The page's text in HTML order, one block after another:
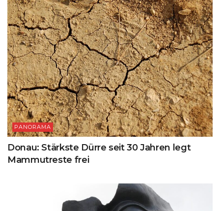
PANORAMA
Donau: Stärkste Dürre seit 30 Jahren legt
Mammutreste frei